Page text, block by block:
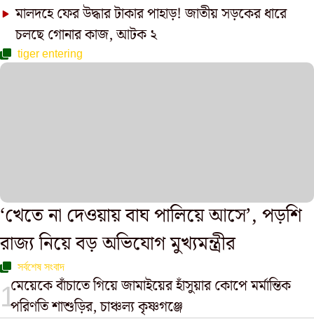
মালদহে ফের উদ্ধার টাকার পাহাড়! জাতীয় সড়কের ধারে
চলছে গোনার কাজ, আটক ২
tiger entering
‘খেতে না দেওয়ায় বাঘ পালিয়ে আসে’, পড়শি
রাজ্য নিয়ে বড় অভিযোগ মুখ্যমন্ত্রীর
সর্বশেষ সংবাদ
মেয়েকে বাঁচাতে গিয়ে জামাইয়ের হাঁসুয়ার কোপে মর্মান্তিক
পরিণতি শাশুড়ির, চাঞ্চল্য কৃষ্ণগঞ্জে